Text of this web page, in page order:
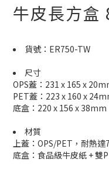
牛皮長方
貨號：ER750-TW
尺寸
OPS蓋：231 x 165 x
PET蓋：223 x 160 x
底盒：220 x 156 x 38mm
材質
上蓋：OPS/PET，耐熱
底盒：食品級牛皮紙 +